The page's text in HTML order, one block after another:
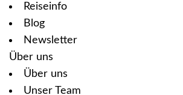
Reiseinfo
Blog
Newsletter
Über uns
Über uns
Unser Team